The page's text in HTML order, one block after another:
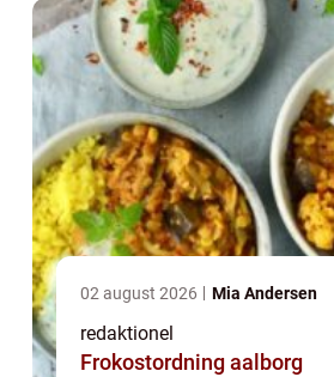
02 august 2026 Mia Andersen
redaktionel
Frokostordning aalborg